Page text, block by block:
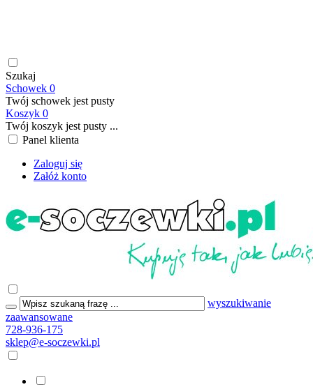
Szukaj
Schowek 0
Twój schowek jest pusty
Koszyk 0
Twój koszyk jest pusty ...
Panel klienta
Zaloguj się
Załóż konto
wyszukiwanie
zaawansowane
728-936-175
sklep@e-soczewki.pl